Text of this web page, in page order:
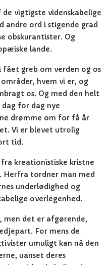
vigtigste videnskabelige
andre ord i stigende grad
obskurantister. Og
lande.
greb om verden og os
hvem vi er, og
os. Og med den helt
for dag nye
drømme om for få år
Vi er blevet utrolig
tid.
kreationistiske kristne
Herfra tordner man med
underlødighed og
overlegenhed.
det er afgørende,
For mens de
umuligt kan nå den
uanset deres